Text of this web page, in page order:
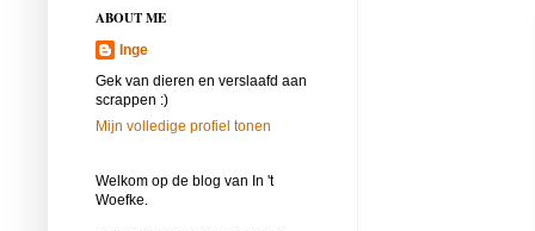
ABOUT ME
Inge
Gek van dieren en verslaafd aan
scrappen :)
Mijn volledige profiel tonen
Welkom op de blog van In 't
Woefke.